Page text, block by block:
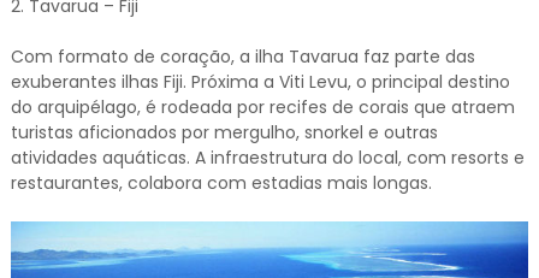
2. Tavarua – Fiji
Com formato de coração, a ilha Tavarua faz parte das
exuberantes ilhas Fiji. Próxima a Viti Levu, o principal destino
do arquipélago, é rodeada por recifes de corais que atraem
turistas aficionados por mergulho, snorkel e outras
atividades aquáticas. A infraestrutura do local, com resorts e
restaurantes, colabora com estadias mais longas.